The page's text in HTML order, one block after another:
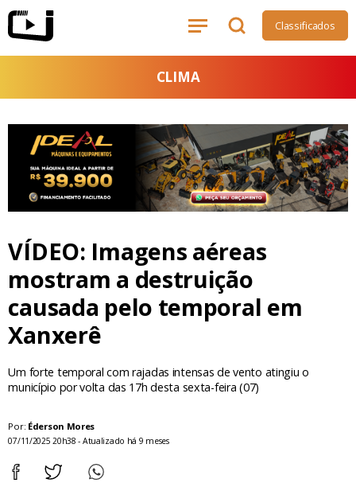
Classificados
CLIMA
VÍDEO: Imagens aéreas
mostram a destruição
causada pelo temporal em
Xanxerê
Um forte temporal com rajadas intensas de vento atingiu o
município por volta das 17h desta sexta-feira (07)
Por: Éderson Mores
07/11/2025 20h38 - Atualizado há 9 meses